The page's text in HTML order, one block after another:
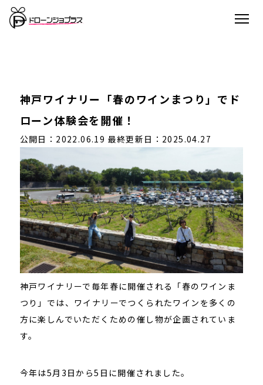
神戸ワイナリー「春のワインまつり」でド
ローン体験会を開催！
公開日：2022.06.19 最終更新日：2025.04.27
神戸ワイナリーで毎年春に開催される「春のワインま
つり」では、ワイナリーでつくられたワインを多くの
方に楽しんでいただくための催し物が企画されていま
す。
今年は5月3日から5日に開催されました。